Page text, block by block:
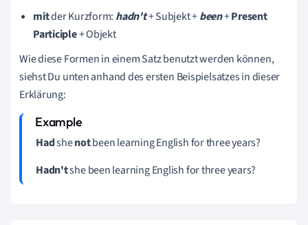
mitder Kurzform: hadn't+ Subjekt +been+Present
Participle+ Objekt
Wie diese Formen in einem Satz benutzt werden können,
siehst Du unten anhand des ersten Beispielsatzes in dieser
Erklärung:
Hadshenotbeen learning English for three years?
Hadn'tshebeen learning English for three years?